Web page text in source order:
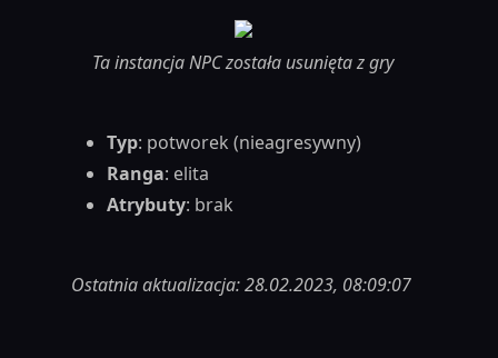
Ta instancja NPC została usunięta z gry
Typ: potworek (nieagresywny)
Ranga: elita
Atrybuty: brak
Ostatnia aktualizacja: 28.02.2023, 08:09:07